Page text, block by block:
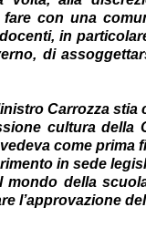
con una
in
di
Carrozza stia
cultura della
come prima
in sede
mondo della
l’approvazione